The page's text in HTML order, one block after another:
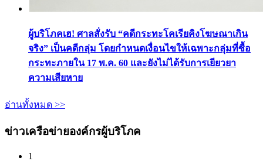
ผู้บริโภคเฮ! ศาลสั่งรับ “คดีกระทะโคเรียคิงโฆษณาเกิน
จริง” เป็นคดีกลุ่ม โดยกำหนดเงื่อนไขให้เฉพาะกลุ่มที่ซื้อ
กระทะภายใน 17 พ.ค. 60 และยังไม่ได้รับการเยียวยา
ความเสียหาย
อ่านทั้งหมด >>
ข่าวเครือข่ายองค์กรผู้บริโภค
1